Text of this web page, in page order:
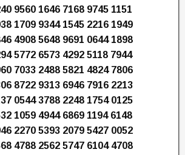
9560 1646 7168 9745 1151
1709 9344 1545 2216 1949
4908 5648 9691 0644 1898
5772 6573 4292 5118 7944
7033 2488 5821 4824 7806
8722 9313 6946 7916 2213
0544 3788 2248 1754 0125
1059 4944 6869 1194 6148
2270 5393 2079 5427 0052
4788 2562 5747 6104 4708